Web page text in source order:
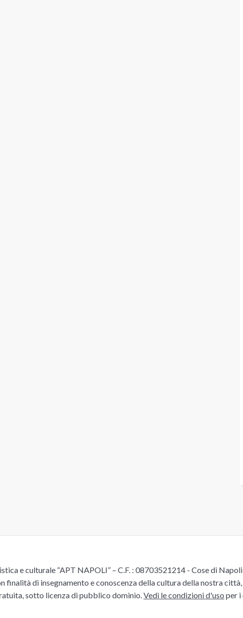
e culturale “APT NAPOLI” – C.F. : 08703521214 - Cose di
finalità di insegnamento e conoscenza della cultura della nostra
sotto licenza di pubblico dominio.Vedi le condizioni d'uso per